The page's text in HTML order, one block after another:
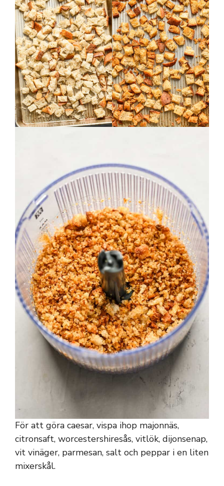
För att göra caesar, vispa ihop majonnäs,
citronsaft, worcestershiresås, vitlök, dijonsenap,
vit vinäger, parmesan, salt och peppar i en liten
mixerskål.